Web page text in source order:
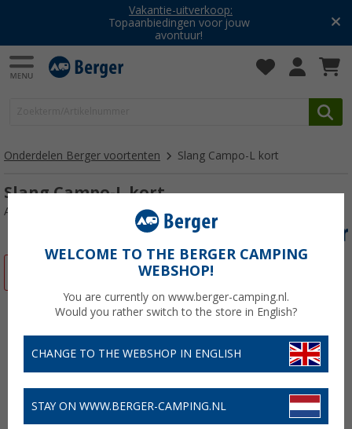
Vakantie-uitverkoop:
Topaanbiedingen voor jouw
avontuur!
Onderdelen Berger voortenten Slang Campo-L kort
Slang Campo-L kort
Artikelnr: 328250
WELCOME TO THE BERGER CAMPING
WEBSHOP!
You are currently on www.berger-camping.nl.
Would you rather switch to the store in English?
CHANGE TO THE WEBSHOP IN ENGLISH
STAY ON WWW.BERGER-CAMPING.NL